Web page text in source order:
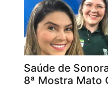
Saúde de
8ª Mostra Mato